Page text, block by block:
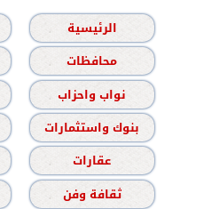
الرئيسية
محافظات
نواب واحزاب
بنوك واستثمارات
عقارات
ثقافة وفن